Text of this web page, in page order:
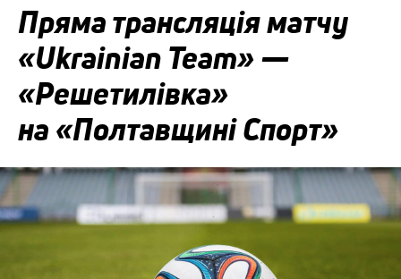
Пряма трансляція матчу
«Ukrainian Team» —
«Решетилівка»
на «Полтавщині Спорт»